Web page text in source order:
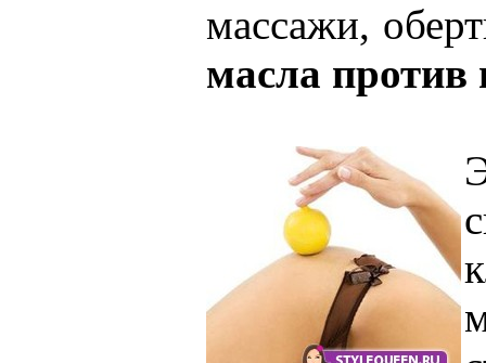
массажи,
масла против